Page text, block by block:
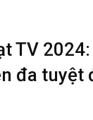
TV
đa tuyệt